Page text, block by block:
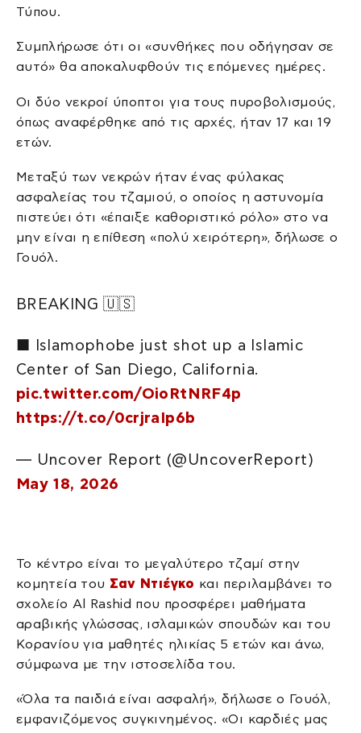
Τύπου.
Συμπλήρωσε ότι οι «συνθήκες που οδήγησαν σε
αυτό» θα αποκαλυφθούν τις επόμενες ημέρες.
Οι δύο νεκροί ύποπτοι για τους πυροβολισμούς,
όπως αναφέρθηκε από τις αρχές, ήταν 17 και 19
ετών.
Μεταξύ των νεκρών ήταν ένας φύλακας
ασφαλείας του τζαμιού, ο οποίος η αστυνομία
πιστεύει ότι «έπαιξε καθοριστικό ρόλο» στο να
μην είναι η επίθεση «πολύ χειρότερη», δήλωσε ο
Γουόλ.
BREAKING 🇺🇸
■ Islamophobe just shot up a Islamic
Center of San Diego, California.
pic.twitter.com/OioRtNRF4p
https://t.co/0crjraIp6b
— Uncover Report (@UncoverReport)
May 18, 2026
Το κέντρο είναι το μεγαλύτερο τζαμί στην
κομητεία του Σαν Ντιέγκο και περιλαμβάνει το
σχολείο Al Rashid που προσφέρει μαθήματα
αραβικής γλώσσας, ισλαμικών σπουδών και του
Κορανίου για μαθητές ηλικίας 5 ετών και άνω,
σύμφωνα με την ιστοσελίδα του.
«Όλα τα παιδιά είναι ασφαλή», δήλωσε ο Γουόλ,
εμφανιζόμενος συγκινημένος. «Οι καρδιές μας